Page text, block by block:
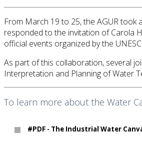
From March 19 to 25, the AGUR took
responded to the invitation of Carola
official events organized by the
As part of this collaboration, several
Interpretation and Planning of Water
To learn more about the Water
#PDF - The Industrial Water